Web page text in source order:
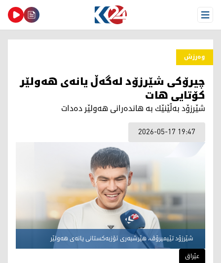
Open Menu
وەرزش
چیرۆكی شێرزۆد لەگەڵ یانەی هەولێر
كۆتایی هات
شێرزۆد بەڵێنێك بە هاندەرانی هەولێر دەدات
2026-05-17 19:47
شێرزۆد تێیمیرۆڤ، هێرشبەری ئۆزبەكستانی یانەی هەولێر
عێراق